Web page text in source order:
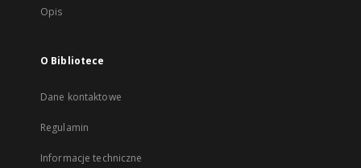
Opis
O Bibliotece
Dane kontaktowe
Regulamin
Informacje techniczne